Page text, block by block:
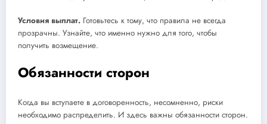
Условия выплат. Готовьтесь к тому, что правила не всегда
прозрачны. Узнайте, что именно нужно для того, чтобы
получить возмещение.
Обязанности сторон
Когда вы вступаете в договоренность, несомненно, риски
необходимо распределить. И здесь важны обязанности сторон.